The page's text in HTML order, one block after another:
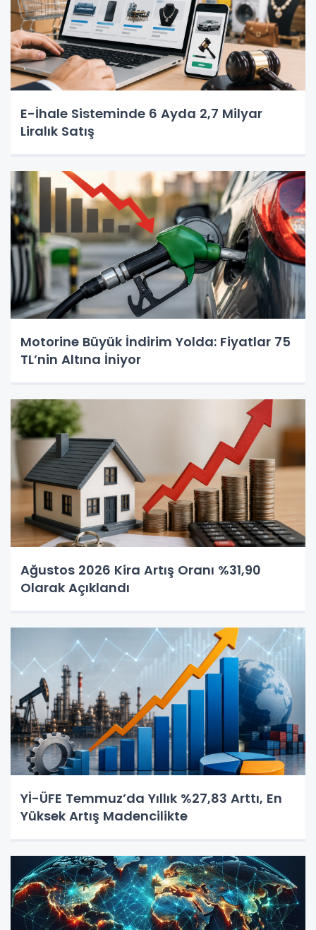
E-İhale Sisteminde 6 Ayda 2,7 Milyar
Liralık Satış
Motorine Büyük İndirim Yolda: Fiyatlar 75
TL’nin Altına İniyor
Ağustos 2026 Kira Artış Oranı %31,90
Olarak Açıklandı
Yİ-ÜFE Temmuz’da Yıllık %27,83 Arttı, En
Yüksek Artış Madencilikte